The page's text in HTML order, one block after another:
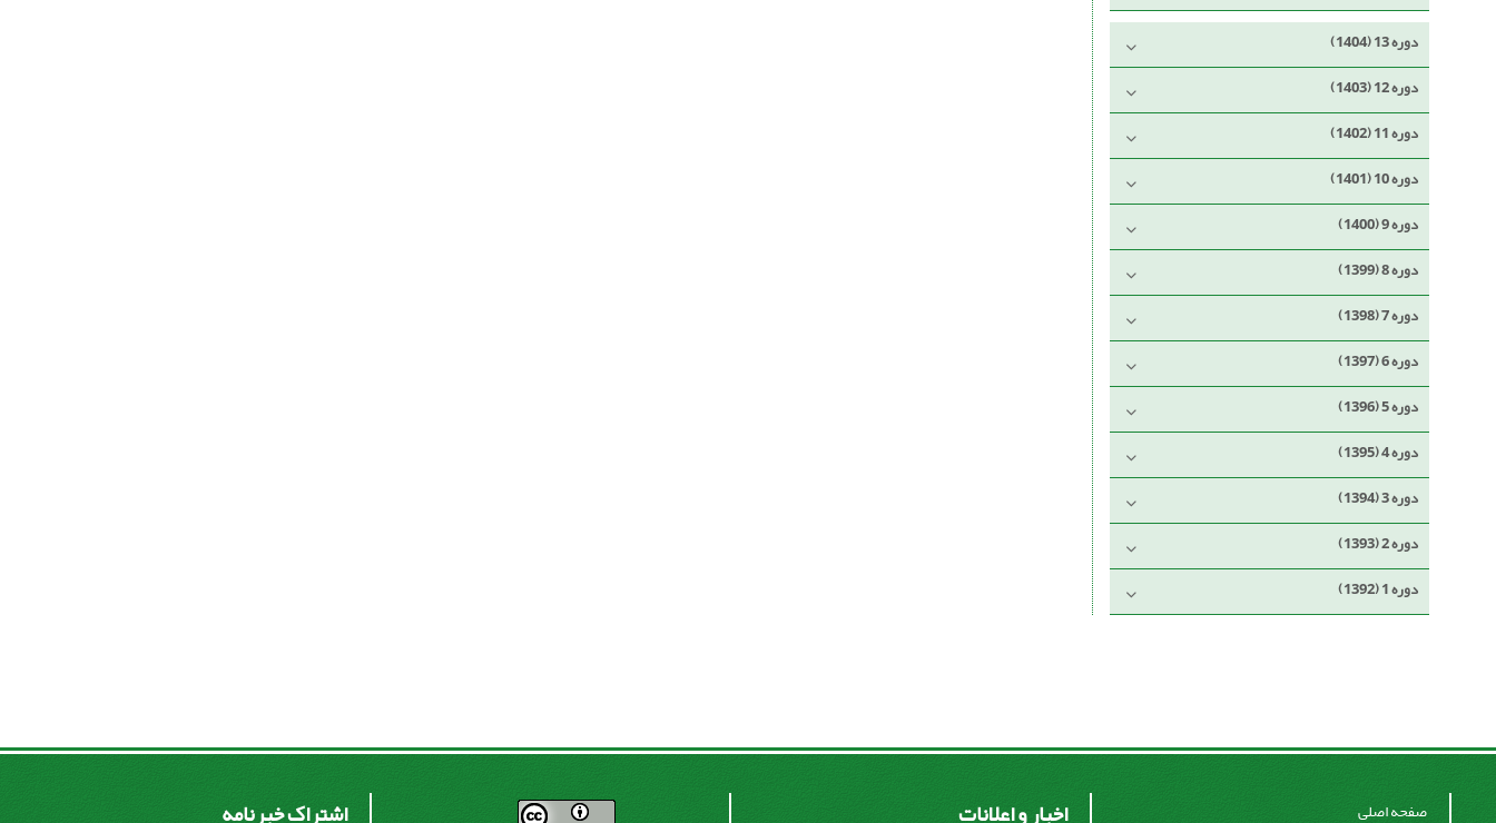
دوره 13 (1404)
دوره 12 (1403)
دوره 11 (1402)
دوره 10 (1401)
دوره 9 (1400)
دوره 8 (1399)
دوره 7 (1398)
دوره 6 (1397)
دوره 5 (1396)
دوره 4 (1395)
دوره 3 (1394)
دوره 2 (1393)
دوره 1 (1392)
صفحه اصلی
اخبار و اعلانات اشتراک خبرنامه